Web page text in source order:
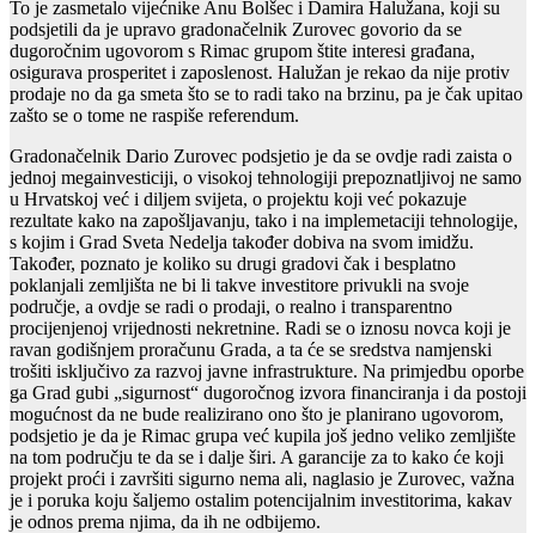
To je zasmetalo vijećnike Anu Bolšec i Damira Halužana, koji su
podsjetili da je upravo gradonačelnik Zurovec govorio da se
dugoročnim ugovorom s Rimac grupom štite interesi građana,
osigurava prosperitet i zaposlenost. Halužan je rekao da nije protiv
prodaje no da ga smeta što se to radi tako na brzinu, pa je čak upitao
zašto se o tome ne raspiše referendum.
Gradonačelnik Dario Zurovec podsjetio je da se ovdje radi zaista o
jednoj megainvesticiji, o visokoj tehnologiji prepoznatljivoj ne samo
u Hrvatskoj već i diljem svijeta, o projektu koji već pokazuje
rezultate kako na zapošljavanju, tako i na implemetaciji tehnologije,
s kojim i Grad Sveta Nedelja također dobiva na svom imidžu.
Također, poznato je koliko su drugi gradovi čak i besplatno
poklanjali zemljišta ne bi li takve investitore privukli na svoje
područje, a ovdje se radi o prodaji, o realno i transparentno
procijenjenoj vrijednosti nekretnine. Radi se o iznosu novca koji je
ravan godišnjem proračunu Grada, a ta će se sredstva namjenski
trošiti isključivo za razvoj javne infrastrukture. Na primjedbu oporbe
ga Grad gubi „sigurnost“ dugoročnog izvora financiranja i da postoji
mogućnost da ne bude realizirano ono što je planirano ugovorom,
podsjetio je da je Rimac grupa već kupila još jedno veliko zemljište
na tom području te da se i dalje širi. A garancije za to kako će koji
projekt proći i završiti sigurno nema ali, naglasio je Zurovec, važna
je i poruka koju šaljemo ostalim potencijalnim investitorima, kakav
je odnos prema njima, da ih ne odbijemo.